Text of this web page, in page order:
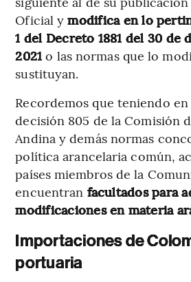
Oficial ymodifica en lo
1 del Decreto 1881 del 30 de
2021 o las normas que lo
sustituyan.
Recordemos que teniendo
decisión 805 de la Comisión
Andina y demás normas
política arancelaria común,
países miembros de la
encuentran facultados para
modificaciones en materia
Importaciones de
portuaria